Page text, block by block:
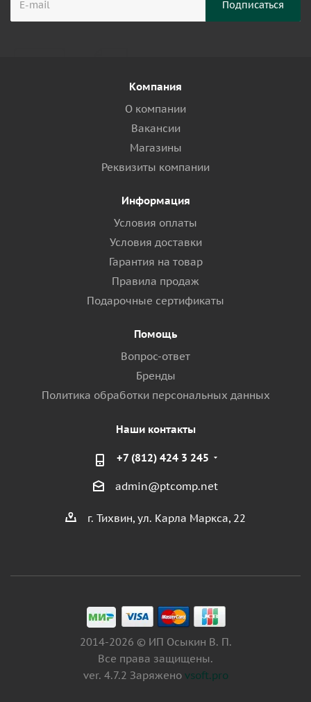
Компания
О компании
Вакансии
Магазины
Реквизиты компании
Информация
Условия оплаты
Условия доставки
Гарантия на товар
Правила продаж
Подарочные сертификаты
Помощь
Вопрос-ответ
Бренды
Политика обработки персональных данных
Наши контакты
+7 (812) 424 3 245
admin@ptcomp.net
г. Тихвин, ул. Карла Маркса, 22
2014-2026 © ИП Осыкин В. П.
Все права защищены.
ver. 4.7.2 Заряжено vsoft.pro